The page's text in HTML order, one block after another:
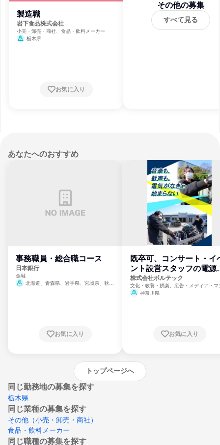
製造職
岩下食品株式会社
小売・卸売・商社、食品・飲料メーカー
栃木県
お気に入り
その他の募集
すべて見る
あなたへのおすすめ
事務職員・総合職コース
日本銀行
金融
北海道、青森県、岩手県、宮城県、秋田
崎県、熊本県、大分県、宮崎県、鹿児島県、
お気に入り
既卒可、コンサート・イ
ント設営スタッフの電源
門
株式会社ボルテック
文化・教養・娯楽、広告・メディア・マ
ミ、電力・ガス・水道・エネルギー
神奈川県
お気に入り
トップページへ
同じ勤務地の募集を探す
栃木県
同じ業種の募集を探す
その他（小売・卸売・商社）
食品・飲料メーカー
同じ職種の募集を探す